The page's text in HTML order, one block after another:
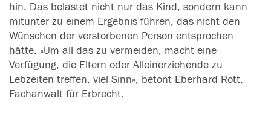
hin. Das belastet nicht nur das Kind, sondern kann
mitunter zu einem Ergebnis führen, das nicht den
Wünschen der verstorbenen Person entsprochen
hätte. «Um all das zu vermeiden, macht eine
Verfügung, die Eltern oder Alleinerziehende zu
Lebzeiten treffen, viel Sinn», betont Eberhard Rott,
Fachanwalt für Erbrecht.